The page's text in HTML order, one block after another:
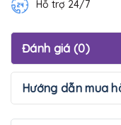
Hỗ trợ 24/7
Đánh giá (0)
Hướng dẫn mua